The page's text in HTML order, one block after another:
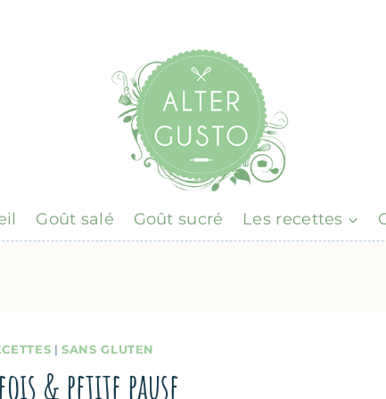
Goût salé Goût sucré Les recettes
|SANS GLUTEN
& petite pause